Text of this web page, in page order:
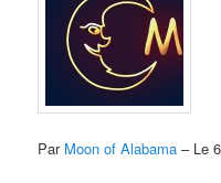
Par Moon of Alabama – Le